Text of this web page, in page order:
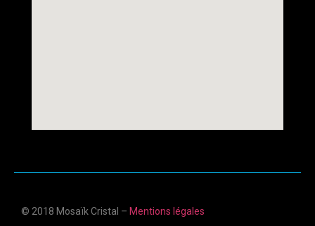
© 2018 Mosaïk Cristal – Mentions légales